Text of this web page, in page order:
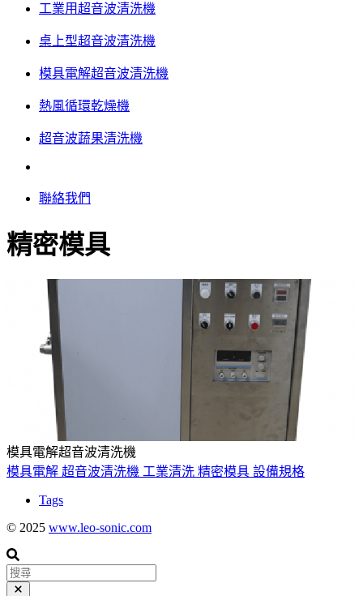
工業用超音波清洗機
桌上型超音波清洗機
模具電解超音波清洗機
熱風循環乾燥機
超音波蔬果清洗機
聯絡我們
精密模具
模具電解超音波清洗機
模具電解 超音波清洗機 工業清洗 精密模具 設備規格
Tags
© 2025 www.leo-sonic.com